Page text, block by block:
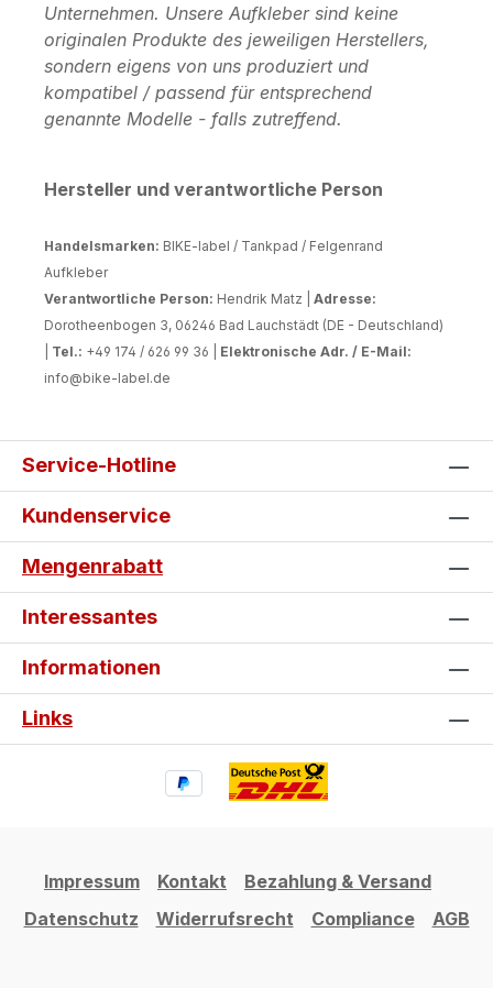
Unternehmen. Unsere Aufkleber sind keine
originalen Produkte des jeweiligen Herstellers,
sondern eigens von uns produziert und
kompatibel / passend für entsprechend
genannte Modelle - falls zutreffend.
Hersteller und verantwortliche Person
Handelsmarken: BIKE-label / Tankpad / Felgenrand
Aufkleber
Verantwortliche Person: Hendrik Matz | Adresse:
Dorotheenbogen 3, 06246 Bad Lauchstädt (DE - Deutschland)
Tel.: +49 174 / 626 99 36 | Elektronische Adr. / E-Mail:
info@bike-label.de
Service-Hotline
Kundenservice
Mengenrabatt
Interessantes
Informationen
Links
Impressum Kontakt
Bezahlung & Versand
Datenschutz
Widerrufsrecht Compliance AGB